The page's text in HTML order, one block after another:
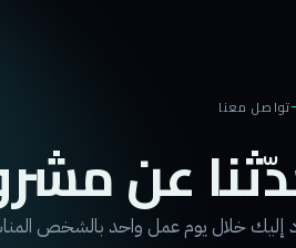
تواصل معنا
عن
إليك خلال يوم عمل واحد بالشخص